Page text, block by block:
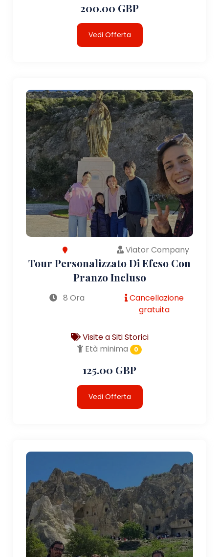
200.00 GBP
Vedi Offerta
Viator Company
Tour Personalizzato Di Efeso Con
Pranzo Incluso
8 Ora
Cancellazione
gratuita
Visite a Siti Storici
Età minima
0
125.00 GBP
Vedi Offerta